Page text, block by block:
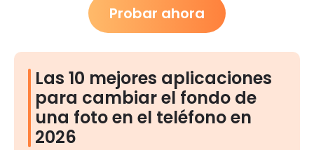
Probar ahora
Las 10 mejores aplicaciones
para cambiar el fondo de
una foto en el teléfono en
2026